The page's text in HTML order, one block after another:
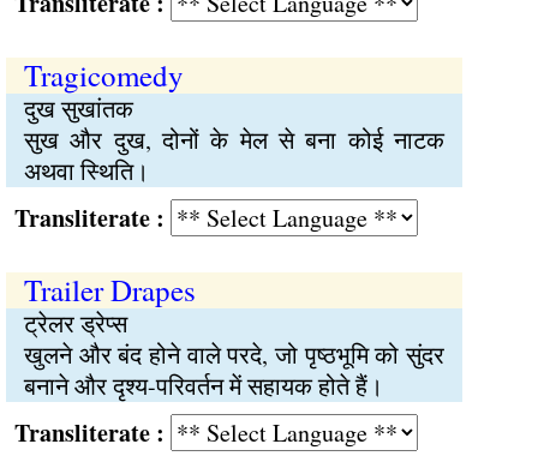
Tragicomedy
दुख सुखांतक
सुख और दुख, दोनों के मेल से बना कोई नाटक
अथवा स्थिति।
:
Trailer Drapes
ट्रेलर ड्रेप्स
खुलने और बंद होने वाले परदे, जो पृष्ठभूमि को सुंदर
बनाने और दृश्य-परिवर्तन में सहायक होते हैं।
: